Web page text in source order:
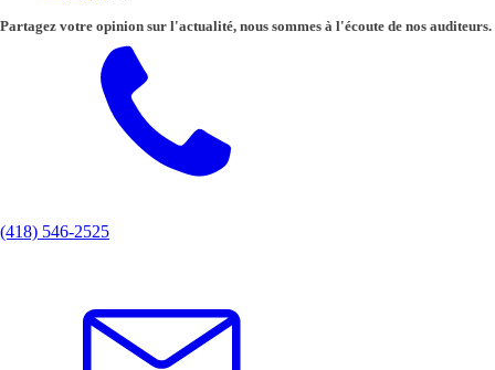
Partagez votre opinion sur l'actualité, nous sommes à l'écoute de nos auditeurs.
(418) 546-2525